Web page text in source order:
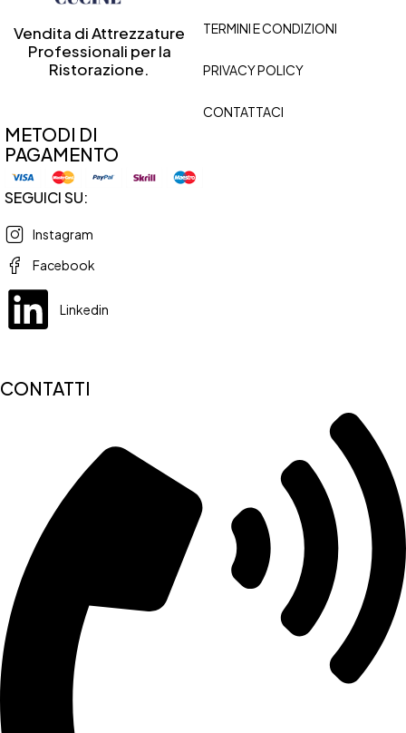
Vendita di Attrezzature
Professionali per la
Ristorazione.
TERMINI E CONDIZIONI
PRIVACY POLICY
CONTATTACI
METODI DI
PAGAMENTO
SEGUICI SU:
Instagram
Facebook
Linkedin
CONTATTI